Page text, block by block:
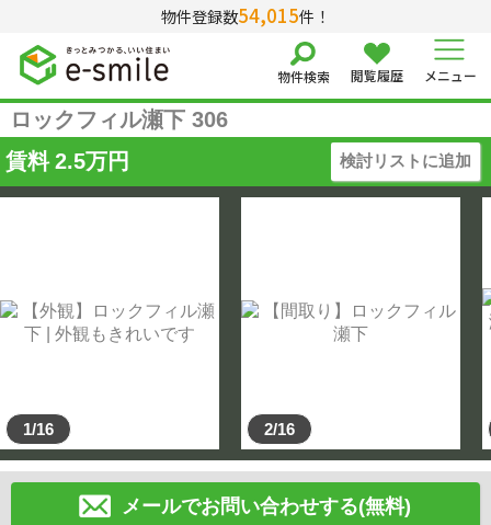
物件登録数54,015件！
物件検索 閲覧履歴 メニュー
ロックフィル瀬下 306
賃料 2.5万円 検討リストに追加
1/16 2/16
メールでお問い合わせする(無料)